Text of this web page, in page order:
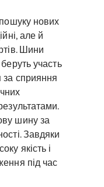
нових
але й
Шини
участь
за сприяння
шину за
Завдяки
якість і
під час